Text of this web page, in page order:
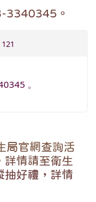
3340345。
。
局官網查詢活
詳情請至衛生
抽好禮，詳情